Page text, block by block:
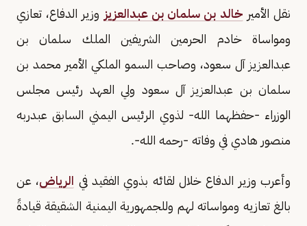
نقل الأمير خالد بن سلمان بن عبدالعزيز وزير الدفاع، تعازي
ومواساة خادم الحرمين الشريفين الملك سلمان بن
عبدالعزيز آل سعود، وصاحب السمو الملكي الأمير محمد بن
سلمان بن عبدالعزيز آل سعود ولي العهد رئيس مجلس
الوزراء -حفظهما الله- لذوي الرئيس اليمني السابق عبدربه
منصور هادي في وفاته -رحمه الله-.
وأعرب وزير الدفاع خلال لقائه بذوي الفقيد في الرياض، عن
بالغ تعازيه ومواساته لهم وللجمهورية اليمنية الشقيقة قيادةً